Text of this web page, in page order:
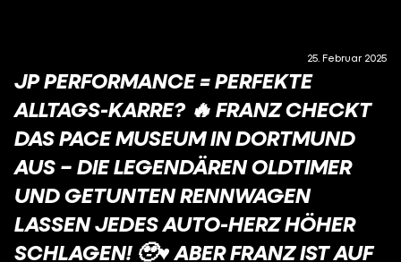
25. Februar 2025
JP PERFORMANCE = PERFEKTE
ALLTAGS-KARRE? 🔥 FRANZ CHECKT
DAS PACE MUSEUM IN DORTMUND
AUS – DIE LEGENDÄREN OLDTIMER
UND GETUNTEN RENNWAGEN
LASSEN JEDES AUTO-HERZ HÖHER
SCHLAGEN! 🥹♥️ ABER FRANZ IST AUF